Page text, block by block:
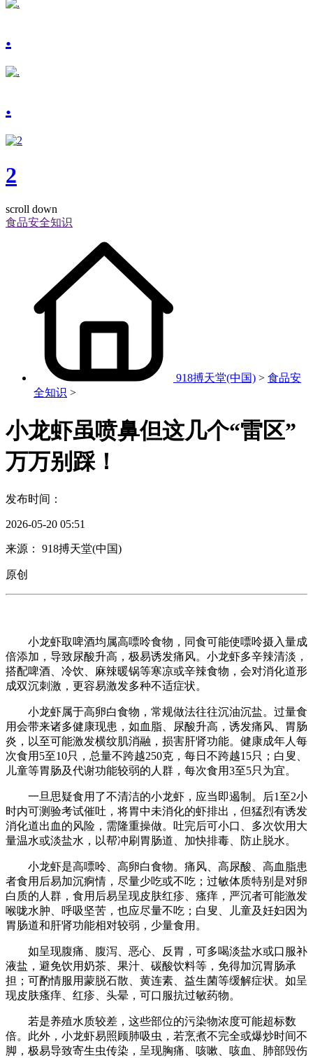
.
.
2
scroll down
食品安全知识
918搏天堂(中国) > 食品安
全知识 >
小龙虾虽喷鼻但这几个“雷区”
万万别踩！
发布时间：
2026-05-20 05:51
来源： 918搏天堂(中国)
原创
小龙虾取啤酒均属高嘌呤食物，同食可能使嘌呤摄入量成
倍添加，导致尿酸升高，极易诱发痛风。小龙虾多辛辣清淡，
搭配啤酒、冷饮、麻辣暖锅等寒凉或辛辣食物，会对消化道形
成双沉刺激，更容易激发多种不适症状。
小龙虾属于高卵白食物，常规做法往往沉油沉盐。过量食
用会带来诸多健康现患，如血脂、尿酸升高，诱发痛风、胃肠
炎，以至可能激发横纹肌消融，损害肝肾功能。健康成年人每
次食用5至10只，总量不跨越250克，每日不跨越15只；白叟、
儿童等胃肠及代谢功能较弱的人群，每次食用3至5只为宜。
一旦思疑食用了不清洁的小龙虾，应当即遏制。后1至2小
时内可测验考试催吐，将胃中未消化的虾排出，但猛烈有诱发
消化道出血的风险，需隆重操做。吐完后可小口、多次饮用大
量温水或淡盐水，以帮冲刷胃肠道、加快排毒、防止脱水。
小龙虾是高嘌呤、高卵白食物。痛风、高尿酸、高血脂患
者食用后易加沉痾情，尽量少吃或不吃；过敏体质特别是对卵
白质的人群，食用后易呈现皮肤红疹、瘙痒，严沉者可能激发
喉咙水肿、呼吸坚苦，也应尽量不吃；白叟、儿童及妊妇因为
胃肠道和肝肾功能相对较弱，少量食用。
如呈现腹痛、腹泻、恶心、反胃，可多喝淡盐水或口服补
液盐，避免饮用奶茶、果汁、碳酸饮料等，免得加沉胃肠承
担；可酌情服用蒙脱石散、黄连素、益生菌等缓解症状。如呈
现皮肤瘙痒、红疹、头晕，可口服抗过敏药物。
若是养殖水质较差，这些部位的污染物浓度可能超标数
倍。此外，小龙虾易照顾肺吸虫，若烹煮不完全或爆炒时间不
脚，极易导致寄生虫传染，呈现胸痛、咳嗽、咳血、肺部毁伤